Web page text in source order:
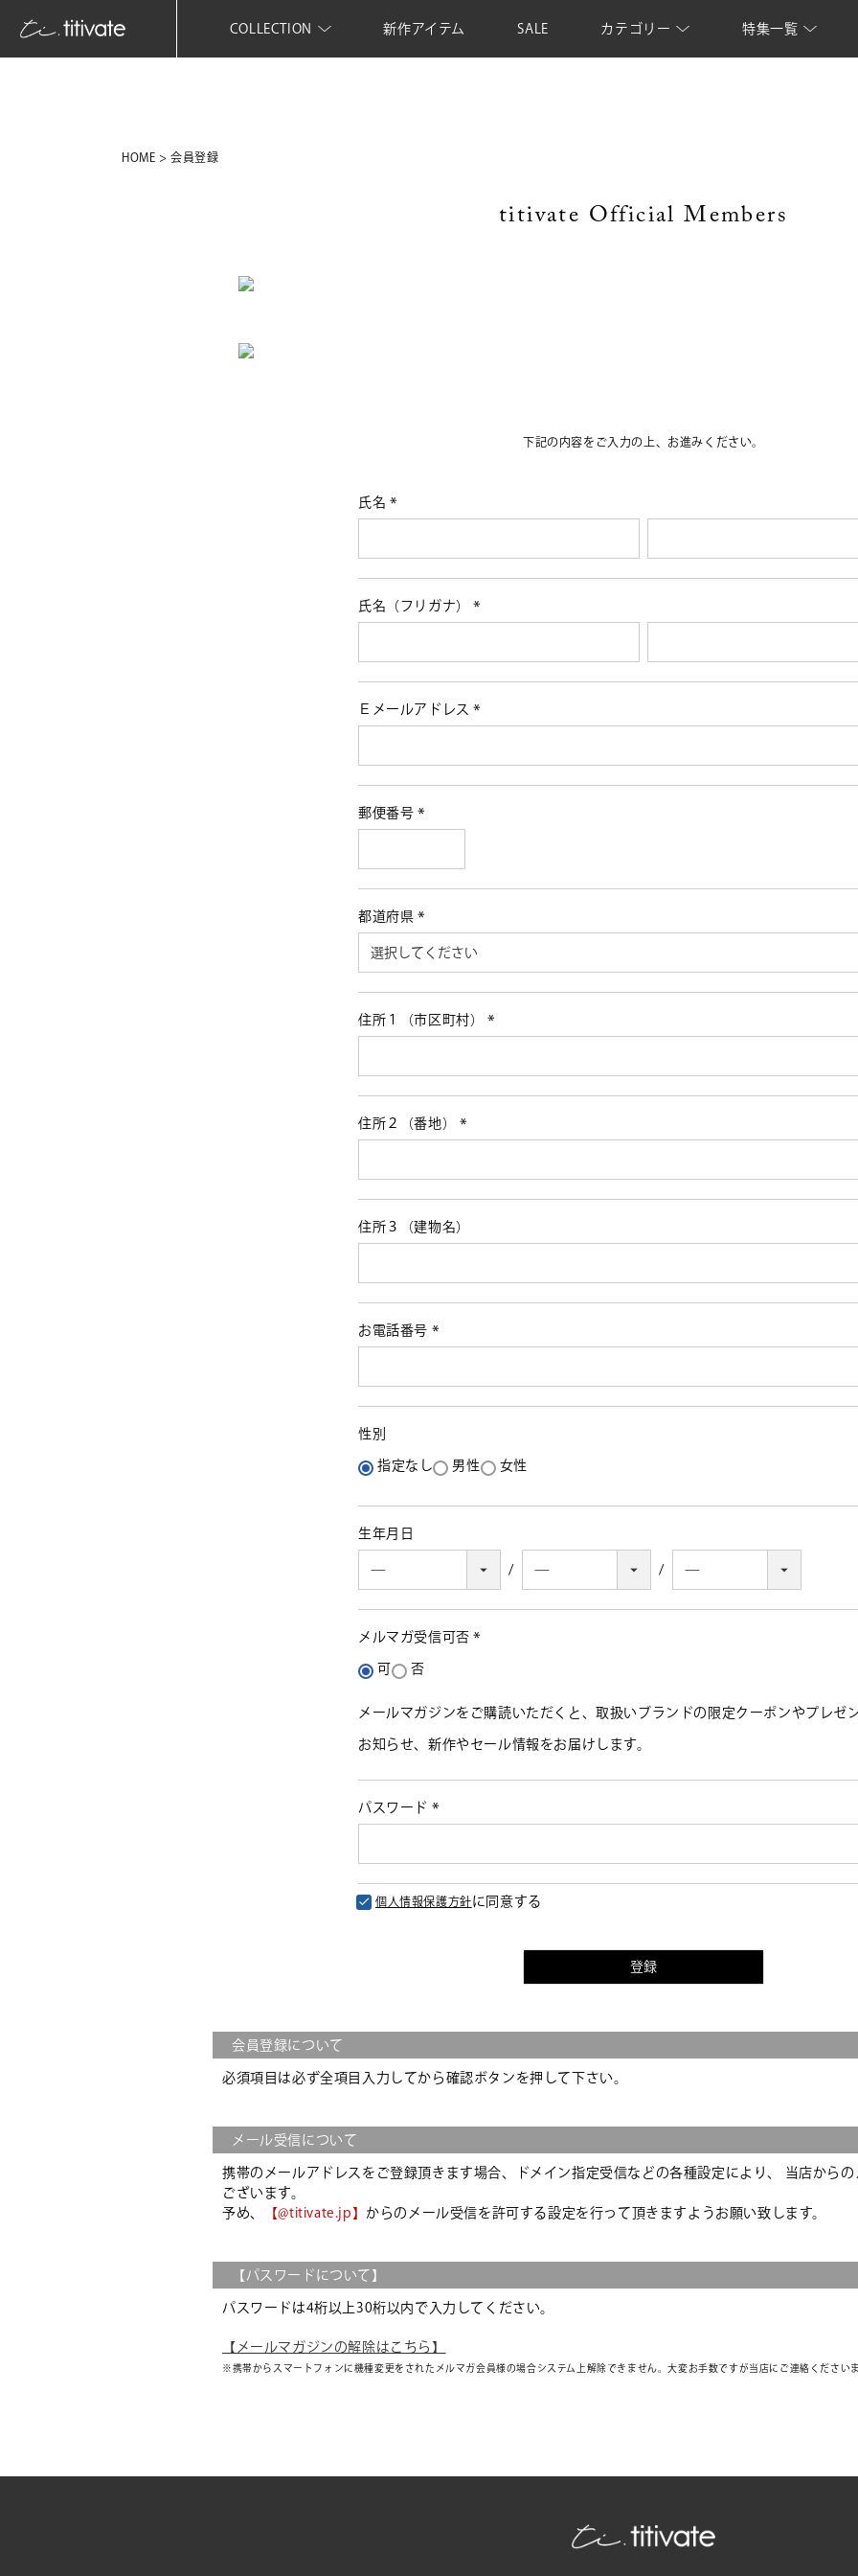
COLLECTION 新作アイテム SALE カテゴリー 特集一覧
HOME 会員登録
titivate Official Members
下記の内容をご入力の上、お進みください。
氏名
須)
氏名（フリガナ）
須)
Ｅメールアドレス
須)
郵便番号
須)
都道府県
須)
住所１（市区町村）
須)
住所２（番地）
須)
住所３（建物名）
お電話番号
須)
性別
指定なし 男性 女性
生年月日
メルマガ受信可否
可 否
メールマガジンをご購読いただくと、取扱いブランドの限定クーポンやプレゼ
お知らせ、新作やセール情報をお届けします。
パスワード
須)
個人情報保護方針に同意する
登録
会員登録について
必須項目は必ず全項目入力してから確認ボタンを押して下さい。
メール受信について
携帯のメールアドレスをご登録頂きます場合、ドメイン指定受信などの各種設定により、 当店から
ございます。
予め、
【@titivate.jp】 からのメール受信を許可する設定を行って頂きますようお願い致します。
【パスワードについて】
パスワードは4桁以上30桁以内で入力してください。
【メールマガジンの解除はこちら】
※携帯からスマートフォンに機種変更をされたメルマガ会員様の場合システム上解除できません。大変お手数ですが当店にご連絡くださいま